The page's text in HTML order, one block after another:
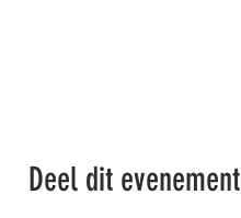
Deel dit evenement